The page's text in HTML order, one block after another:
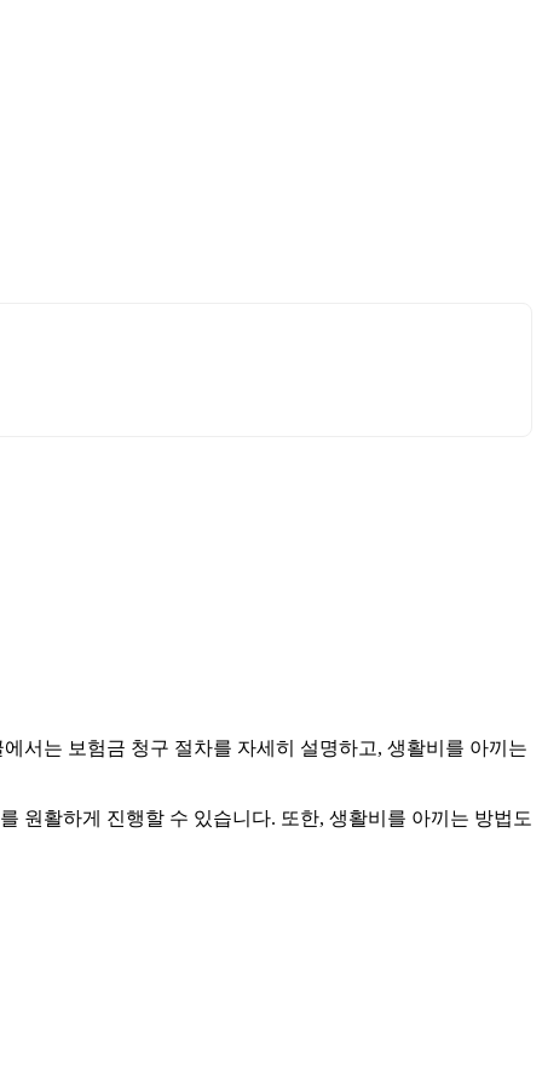
서는 보험금 청구 절차를 자세히 설명하고, 생활비를 아끼는
원활하게 진행할 수 있습니다. 또한, 생활비를 아끼는 방법도